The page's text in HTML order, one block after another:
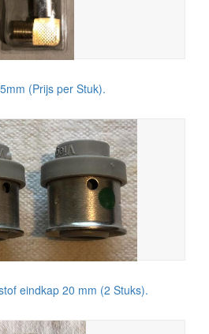
(Prijs per Stuk).
eindkap 20 mm (2 Stuks).